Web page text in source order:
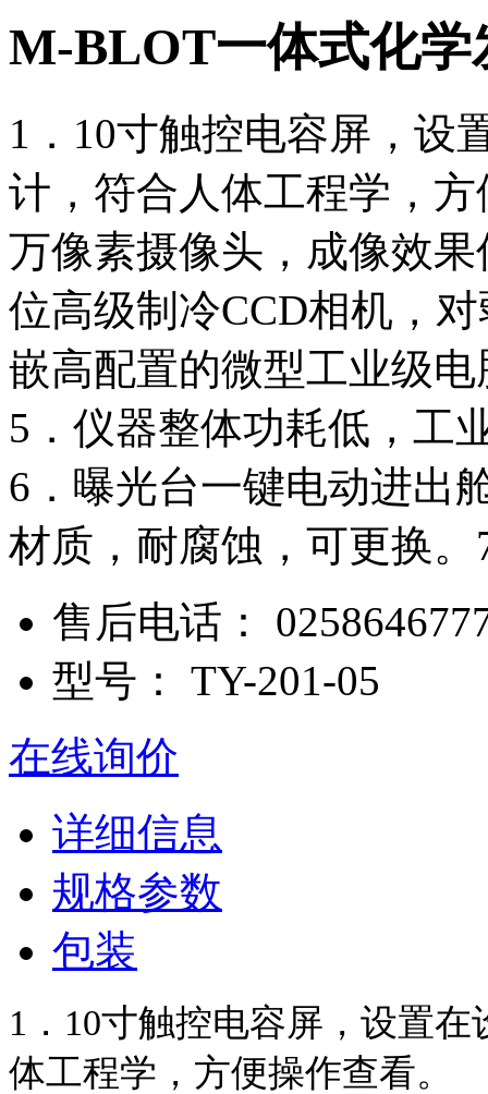
M-BLOT一体式化学
1．10寸触控电容屏，设
计，符合人体工程学，
万像素摄像头，成像效
位高级制冷CCD相机，
嵌高配置的微型工业级
5．仪器整体功耗低，工
6．曝光台一键电动进出
材质，耐腐蚀，可更换
售后电话：
型号：
TY-201-05
在线询价
详细信息
规格参数
包装
1． 10寸触控电容屏， 设置在
体工程学，方便操作查看。